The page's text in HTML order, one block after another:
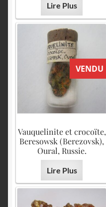
Lire Plus
VENDU
Vauquelinite et crocoïte,
Beresowsk (Berezovsk),
Oural, Russie.
Lire Plus